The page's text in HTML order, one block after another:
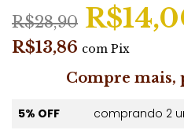
R$28,90
R$13,86 com Pix
Compre mais,
5% OFF
comprando 2